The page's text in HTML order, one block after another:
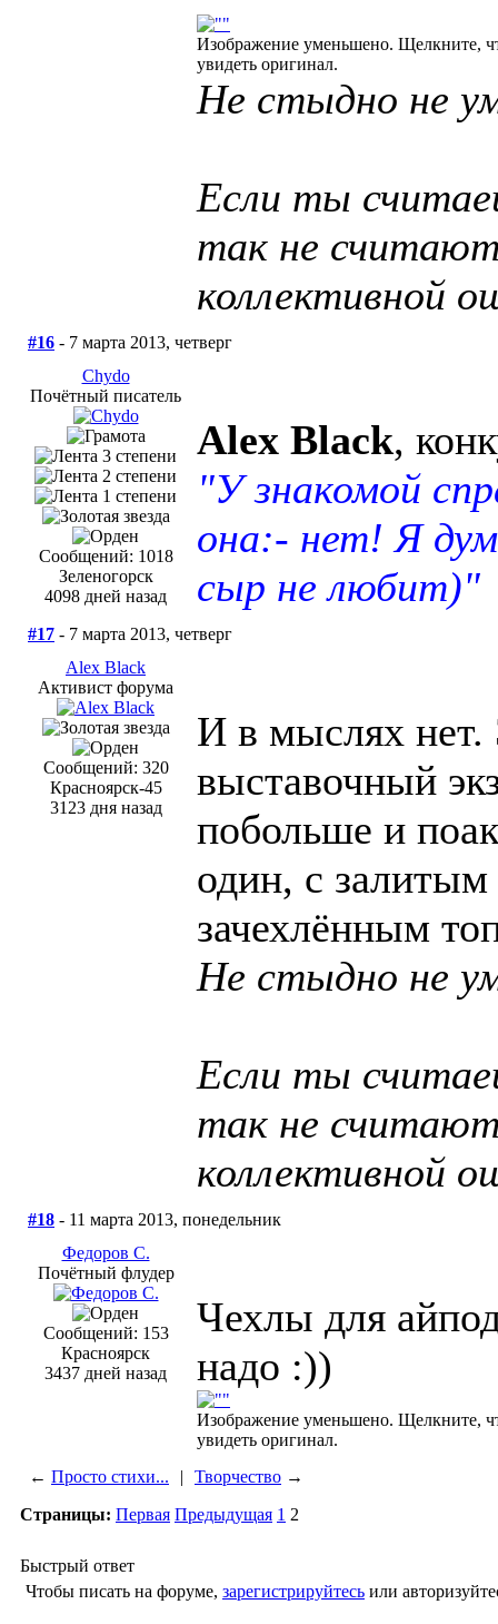
Изображение уменьшено. Щелкните,
увидеть оригинал.
Не стыдно не
Если ты
так не
коллективной
#16 - 7 марта 2013, четверг
Chydo
Почётный писатель
Сообщений: 1018
Зеленогорск
4098 дней назад
Alex Black,
"У знакомой
она:- нет! Я
сыр не любит)"
#17 - 7 марта 2013, четверг
Alex Black
Активист форума
Сообщений: 320
Красноярск-45
3123 дня назад
И в мыслях нет.
выставочный
побольше и
один, с
зачехлённым
Не стыдно не
Если ты
так не
коллективной
#18 - 11 марта 2013, понедельник
Федоров С.
Почётный флудер
Сообщений: 153
Красноярск
3437 дней назад
Чехлы для
надо :))
Изображение уменьшено. Щелкните,
увидеть оригинал.
← Просто стихи... | Творчество →
Страницы: Первая Предыдущая 1 2
Быстрый ответ
Чтобы писать на форуме, зарегистрируйтесь или